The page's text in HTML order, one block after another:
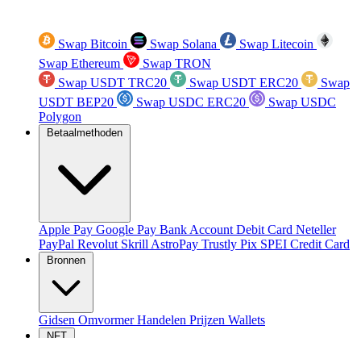
Swap Bitcoin Swap Solana
Swap Litecoin
Swap Ethereum
Swap TRON
Swap USDT TRC20
Swap USDT ERC20
Swap
USDT BEP20
Swap USDC ERC20
Swap USDC
Polygon
Betaalmethoden
Apple Pay Google Pay Bank Account Debit Card Neteller
PayPal Revolut Skrill AstroPay Trustly Pix SPEI Credit Card
Bronnen
Gidsen OmvormerHandelen Prijzen Wallets